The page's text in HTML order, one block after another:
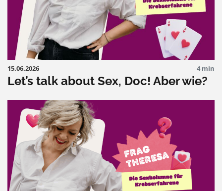
15.06.2026 4 min
Let’s talk about Sex, Doc! Aber wie?